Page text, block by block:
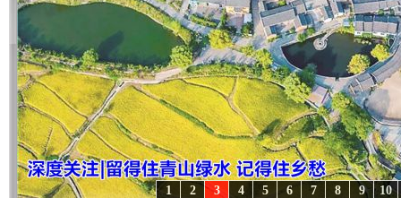
10
9
8
7
6
5
4
3
2
1